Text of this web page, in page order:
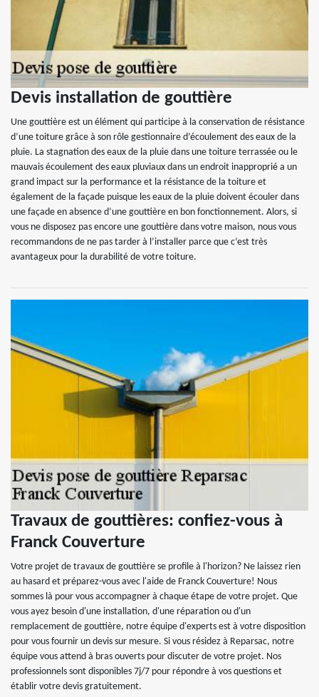
Devis installation de gouttière
Une gouttière est un élément qui participe à la conservation de résistance
d’une toiture grâce à son rôle gestionnaire d’écoulement des eaux de la
pluie. La stagnation des eaux de la pluie dans une toiture terrassée ou le
mauvais écoulement des eaux pluviaux dans un endroit inapproprié a un
grand impact sur la performance et la résistance de la toiture et
également de la façade puisque les eaux de la pluie doivent écouler dans
une façade en absence d’une gouttière en bon fonctionnement. Alors, si
vous ne disposez pas encore une gouttière dans votre maison, nous vous
recommandons de ne pas tarder à l’installer parce que c’est très
avantageux pour la durabilité de votre toiture.
Travaux de gouttières: confiez-vous à
Franck Couverture
Votre projet de travaux de gouttière se profile à l'horizon? Ne laissez rien
au hasard et préparez-vous avec l'aide de Franck Couverture! Nous
sommes là pour vous accompagner à chaque étape de votre projet. Que
vous ayez besoin d'une installation, d'une réparation ou d'un
remplacement de gouttière, notre équipe d'experts est à votre disposition
pour vous fournir un devis sur mesure. Si vous résidez à Reparsac, notre
équipe vous attend à bras ouverts pour discuter de votre projet. Nos
professionnels sont disponibles 7j/7 pour répondre à vos questions et
établir votre devis gratuitement.